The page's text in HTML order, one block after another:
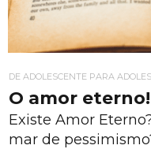
DE ADOLESCENTE PARA
O amor eterno!
Existe Amor
mar de